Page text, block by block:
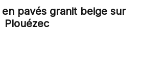
pavés granit beige sur
Plouézec